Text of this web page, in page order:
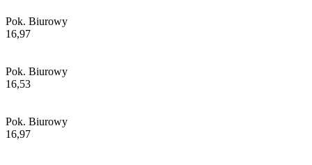
Pok. Biurowy
16,97
Pok. Biurowy
16,53
Pok. Biurowy
16,97